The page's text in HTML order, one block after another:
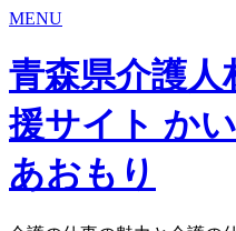
MENU
青森県介護人
援サイト か
あおもり